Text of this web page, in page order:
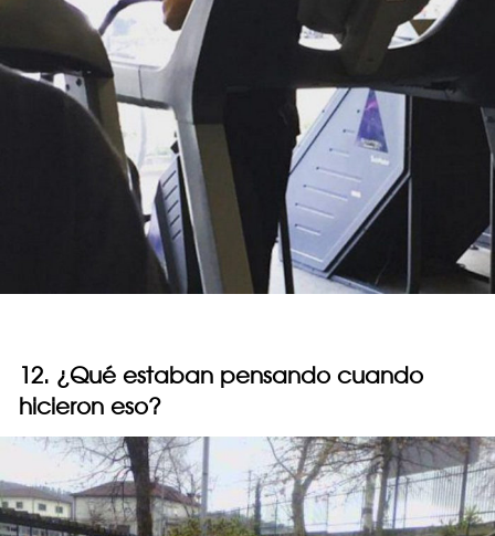
12. ¿Qué estaban pensando cuando
hicieron eso?